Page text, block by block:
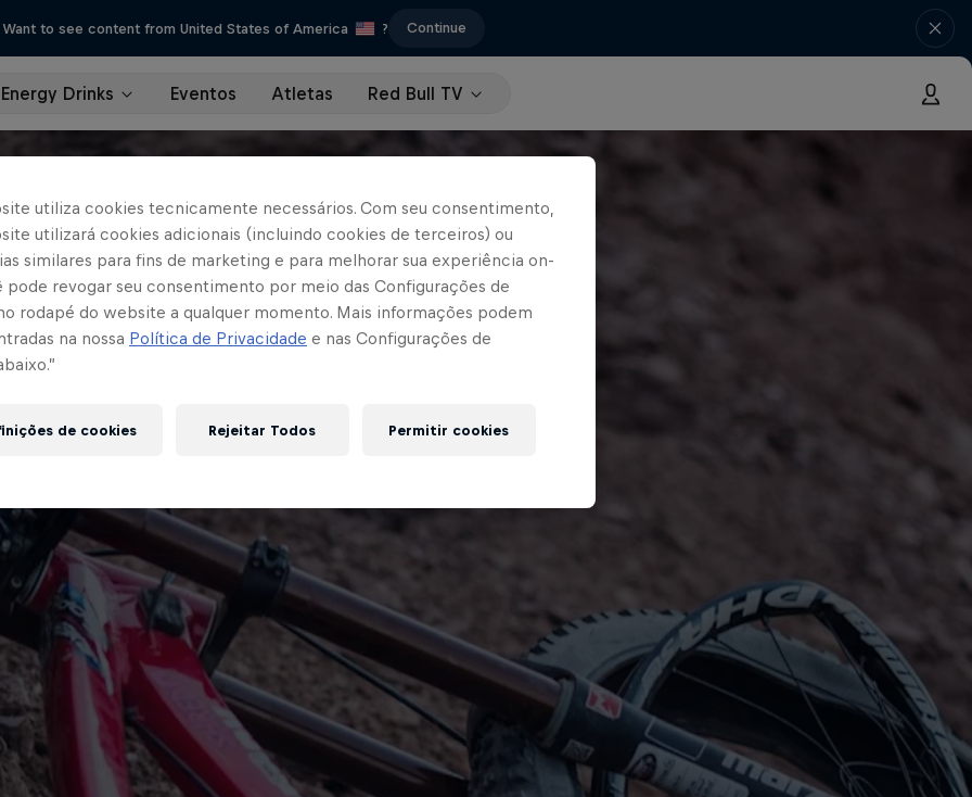
Want to see content from United States of America ? Continue
Energy Drinks Eventos Atletas Red Bull TV
utiliza cookies tecnicamente necessários. Com seu consentimento,
utilizará cookies adicionais (incluindo cookies de terceiros) ou
similares para fins de marketing e para melhorar sua experiência on-
pode revogar seu consentimento por meio das Configurações de
rodapé do website a qualquer momento. Mais informações podem
na nossa Política de Privacidade e nas Configurações de
de cookies Rejeitar Todos Permitir cookies